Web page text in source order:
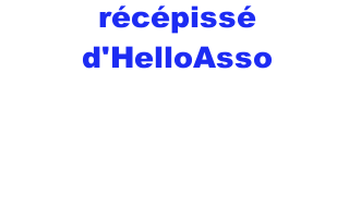
récépissé
d'HelloAsso